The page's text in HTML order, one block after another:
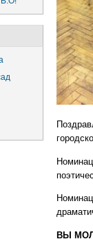
ВЫ